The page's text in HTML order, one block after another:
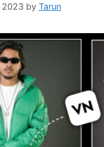
2023 by Tarun